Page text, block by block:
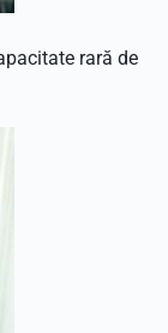
rară de